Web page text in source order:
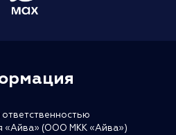
«Айва» (ООО МКК «Айва»)